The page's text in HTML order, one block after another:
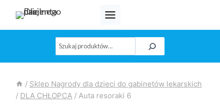
Przejdź
Szukaj
/ Sklep Nagrody dla dzieci do gabinetów lekarskich
/ DLA CHŁOPCA / Auta resoraki 6